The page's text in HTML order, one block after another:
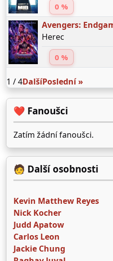
0 %
Avengers:
Herec
0 %
1 / 4DalšíPoslední »
❤️ Fanoušci
Zatím žádní fanoušci.
🧑 Další osobnosti
Kevin Matthew Reyes
Nick Kocher
Judd Apatow
Carlos Leon
Jackie Chung